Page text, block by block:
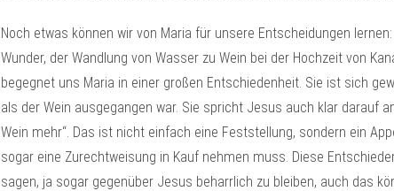
Noch etwas können wir von Maria für unsere Entscheidungen
Wunder, der Wandlung von Wasser zu Wein bei der Hochzeit von
begegnet uns Maria in einer großen Entschiedenheit. Sie ist sich
als der Wein ausgegangen war. Sie spricht Jesus auch klar darauf
Wein mehr“. Das ist nicht einfach eine Feststellung, sondern ein
sogar eine Zurechtweisung in Kauf nehmen muss. Diese
sagen, ja sogar gegenüber Jesus beharrlich zu bleiben, auch das